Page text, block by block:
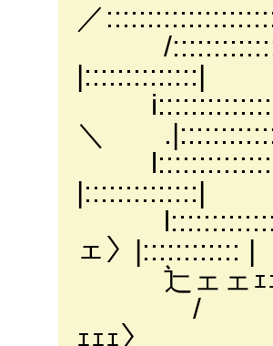
／
/
|::::::::::::::|
＼
|::::::::::::::|
ェ〉|:::::::::::: |
辷ェェｪ
/
ｪｪｪ〉